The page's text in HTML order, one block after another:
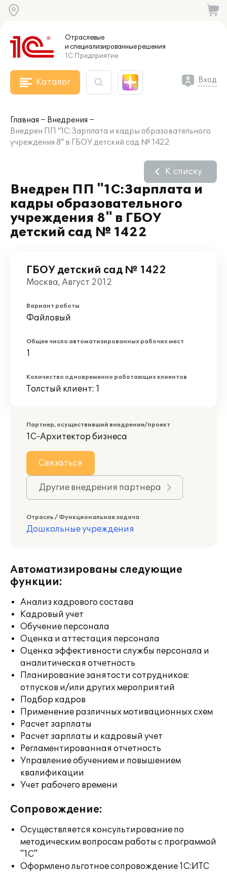
Отраслевые
и специализированныерешения
1С:Предприятие
Каталог Вход
Главная
Внедрения
Внедрен ПП "1С:Зарплата и кадры образовательного
учреждения 8" в ГБОУ детский сад № 1422
Внедрен ПП "1С:Зарплата и
кадры образовательного
учреждения 8" в ГБОУ
детский сад № 1422
К списку
ГБОУ детский сад № 1422
Москва, Август 2012
Вариант работы
Файловый
Общее число автоматизированных рабочих мест
1
Количество одновременно работающих клиентов
Толстый клиент: 1
Партнер, осуществивший внедрение/проект
1С-Архитектор бизнеса
Связаться
Другие внедрения партнера
Отрасль / Функциональная задача
Дошкольные учреждения
Автоматизированы следующие
функции:
Анализ кадрового состава
Кадровый учет
Обучение персонала
Оценка и аттестация персонала
Оценка эффективности службы персонала и
аналитическая отчетность
Планирование занятости сотрудников:
отпусков и/или других мероприятий
Подбор кадров
Применение различных мотивационных схем
Расчет зарплаты
Расчет зарплаты и кадровый учет
Регламентированная отчетность
Управление обучением и повышением
квалификации
Учет рабочего времени
Сопровождение:
Осуществляется консультирование по
методическим вопросам работы с программой
"1С"
Оформлено льготное сопровождение 1С:ИТС